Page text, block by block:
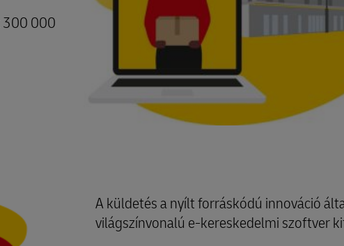
300 000
A küldetés a nyílt forráskódú innováció
világszínvonalú e-kereskedelmi szoftver